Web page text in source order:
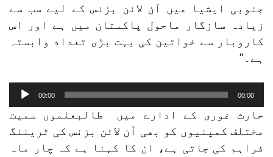
جنوبی ایشیا میں آن لائن بزنس کے لیے سب سے
زیادہ سازگار ماحول پاکستان میں ہے اور اس
کاروبار سے خواتین کی بہت بڑی تعداد وابستہ
ہے۔”
Audio
Player
00:00 00:00
حارث غوری کے ادارے میں طالبعلموں سمیت
مختلف کمپنیوں کو بھی آن لائن بزنس کی ٹریننگ
فراہم کی جاتی ہے، ان کا کہنا ہے کہ چار ماہ